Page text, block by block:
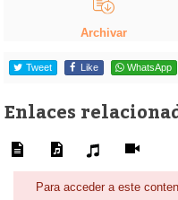
Archivar
Tweet Like WhatsApp
Enlaces
Para acceder a este